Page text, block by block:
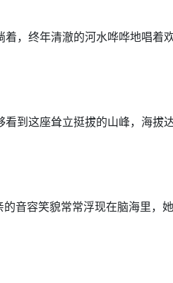
，终年清澈的河水哗哗地唱着
到这座耸立挺拔的山峰，海拔
音容笑貌常常浮现在脑海里，